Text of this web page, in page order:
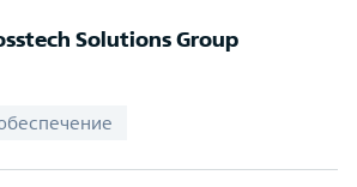
Solutions Group